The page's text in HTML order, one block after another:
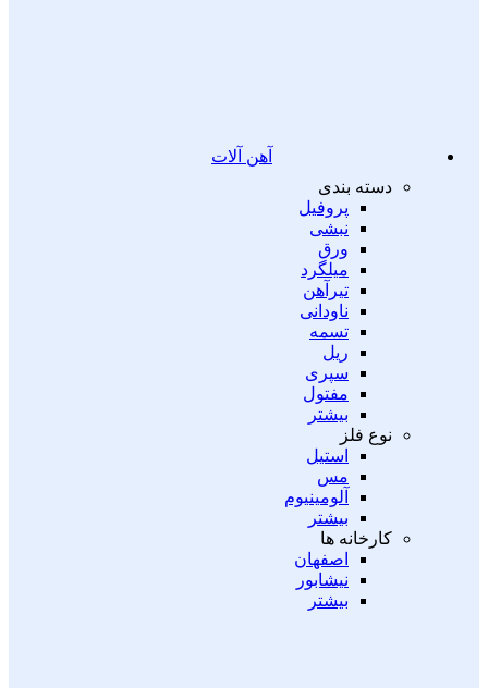
آهن آلات
دسته بندی
پروفیل
نبشی
ورق
میلگرد
تیرآهن
ناودانی
تسمه
ریل
سپری
مفتول
بیشتر
نوع فلز
استیل
مس
آلومینیوم
بیشتر
کارخانه ها
اصفهان
نیشابور
بیشتر